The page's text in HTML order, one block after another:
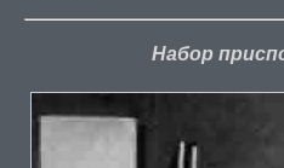
Набор